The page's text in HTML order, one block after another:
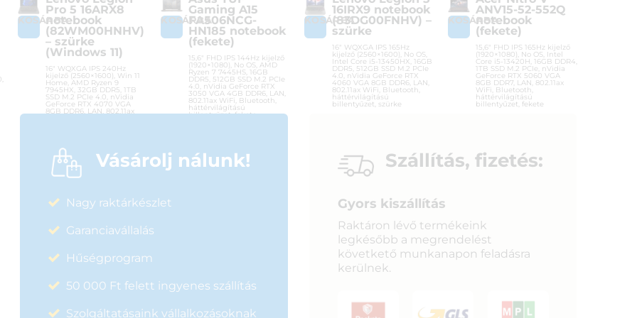
KOSÁRBA
Pro 5 16ARX8
notebook
(82WM00HNHV)
– szürke
(Windows 11)
16″ WQXGA IPS 240Hz
kijelző (2560×1600), Win 11
Home, AMD Ryzen 9
7945HX, 32GB DDR5, 1TB
SSD M.2 PCIe 4.0, nVidia
GeForce RTX 4070 VGA
8GB DDR6, LAN, 802.11ax
Cikkszám:
82WM00HNHV
Kategória:Gamer laptopok
Gyártó:Lenovo
ÁFA:
27%
KOSÁRBA
Gaming A15
FA506NCG-
HN185 notebook
(fekete)
15,6″ FHD IPS 144Hz kijelző
(1920×1080), No OS, AMD
Ryzen 7 7445HS, 16GB
DDR5, 512GB SSD M.2 PCIe
4.0, nVidia GeForce RTX
3050 VGA 4GB DDR6, LAN,
802.11ax WiFi, Bluetooth,
háttérvilágítású
billentyűzet, fekete
Gyártó:Asus
KOSÁRBA
16IRX9 notebook
(83DG00FNHV) –
szürke
16″ WQXGA IPS 165Hz
kijelző (2560×1600), No OS,
Intel Core i5-13450HX, 16GB
DDR5, 512GB SSD M.2 PCIe
4.0, nVidia GeForce RTX
4060 VGA 8GB DDR6, LAN,
802.11ax WiFi, Bluetooth,
háttérvilágítású
billentyűzet, szürke
Garanciaidő:36 hónap
27%
KOSÁRBA
ANV15-52-552Q
notebook
(fekete)
15,6″ FHD IPS 165Hz kijelző
(1920×1080), No OS, Intel
Core i5-13420H, 16GB DDR4,
1TB SSD M.2 PCIe, nVidia
GeForce RTX 5060 VGA
8GB DDR7, LAN, 802.11ax
WiFi, Bluetooth,
háttérvilágítású
billentyűzet, fekete
Gyártó:
Garanciaidő:36 hónap
Vásárolj nálunk!
Nagy raktárkészlet
Garanciavállalás
Hűségprogram
50 000 Ft felett ingyenes szállítás
Szolgáltatásaink vállalkozásoknak
Szállítás, fizetés:
Gyors kiszállítás
Raktáron lévő termékeink
legkésőbb a megrendelést
követkető munkanapon feladásra
kerülnek.